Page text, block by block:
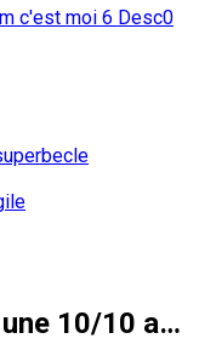
c'est moi 6 Desc0
Violer une 1/10 ou baiser une 10/10 avec consentement ?